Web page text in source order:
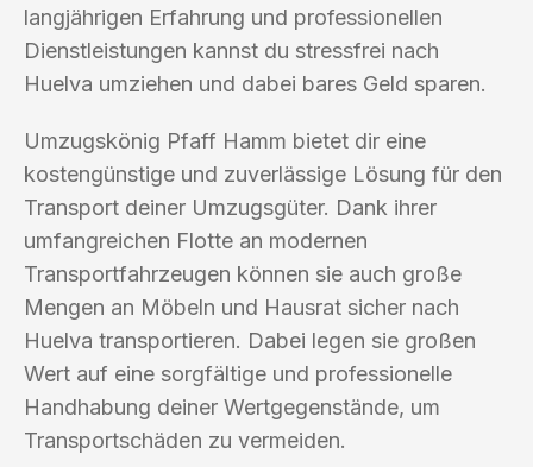
langjährigen Erfahrung und professionellen
Dienstleistungen kannst du stressfrei nach
Huelva umziehen und dabei bares Geld sparen.
Umzugskönig Pfaff Hamm bietet dir eine
kostengünstige und zuverlässige Lösung für den
Transport deiner Umzugsgüter. Dank ihrer
umfangreichen Flotte an modernen
Transportfahrzeugen können sie auch große
Mengen an Möbeln und Hausrat sicher nach
Huelva transportieren. Dabei legen sie großen
Wert auf eine sorgfältige und professionelle
Handhabung deiner Wertgegenstände, um
Transportschäden zu vermeiden.